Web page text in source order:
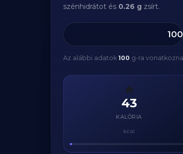
szénhidrátot és 0.26 g zsírt.
Az alábbi adatok 100 g-ra
🔥
43
KALÓRIA
kcal